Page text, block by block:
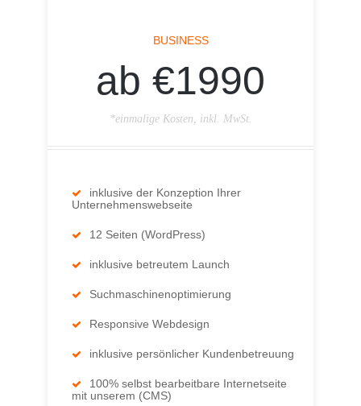
BUSINESS
ab €1990
*einmalige Kosten, inkl. MwSt.
inklusive der Konzeption Ihrer
Unternehmenswebseite
12 Seiten (WordPress)
inklusive betreutem Launch
Suchmaschinenoptimierung
Responsive Webdesign
inklusive persönlicher Kundenbetreuung
100% selbst bearbeitbare Internetseite
mit unserem (CMS)